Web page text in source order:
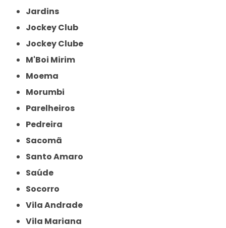
Jardins
Jockey Club
Jockey Clube
M'Boi Mirim
Moema
Morumbi
Parelheiros
Pedreira
Sacomã
Santo Amaro
Saúde
Socorro
Vila Andrade
Vila Mariana